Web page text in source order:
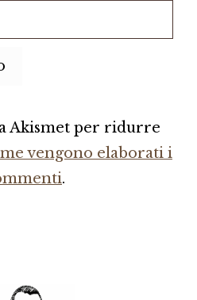
Akismet per ridurre
vengono elaborati i
.